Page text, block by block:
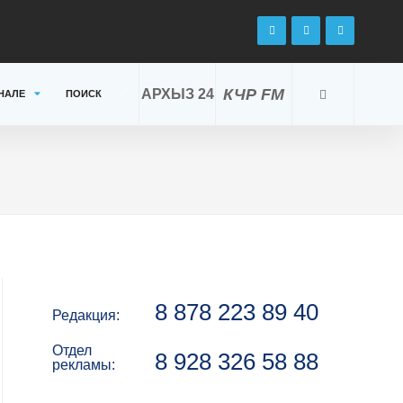
КЧР FM
АРХЫЗ 24
ПОИСК
Редакция: 8 878 223 89 40
Отдел
рекламы:
8 928 326 58 88